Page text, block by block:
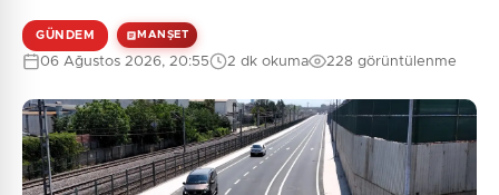
GÜNDEM MANŞET
06 Ağustos 2026, 20:55 2 dk okuma 228 görüntülenme